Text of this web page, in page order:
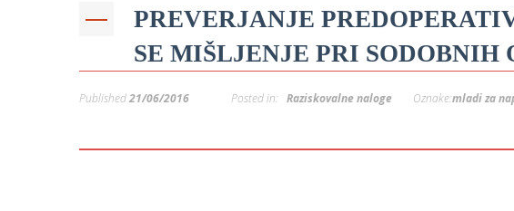
Mladi za
Mladinski
Omogočimo
Otroški
Počitnice s
PREVERJANJE
SE MIŠLJENJE PRI
Published21/06/2016 Posted in: Raziskovalne naloge Oznake:mladi za